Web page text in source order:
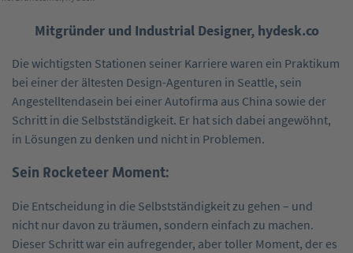
Mitgründer und Industrial Designer, hydesk.co
Die wichtigsten Stationen seiner Karriere waren ein Praktikum
bei einer der ältesten Design-Agenturen in ­Seattle, sein
Angestelltendasein bei einer ­Autofirma aus China sowie der
Schritt in die ­Selbstständigkeit. Er hat sich dabei angewöhnt,
in Lösungen zu denken und nicht in Problemen.
Sein Rocketeer Moment:
Die Entscheidung in die Selbstständigkeit zu gehen – und
nicht nur davon zu träumen, sondern einfach zu machen.
Dieser Schritt war ein aufregender, aber toller Moment, der es